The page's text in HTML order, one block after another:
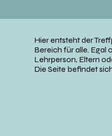
Hier entsteht der
Bereich für alle. Egal
Lehrperson, Eltern
Die Seite befindet